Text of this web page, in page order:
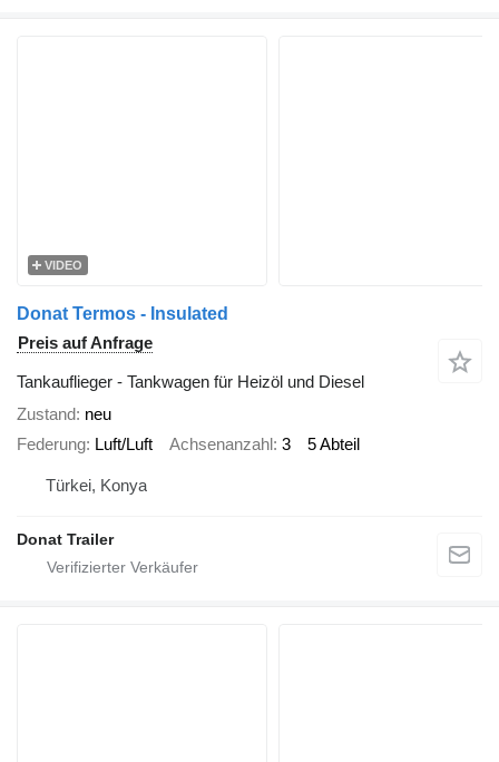
VIDEO
Donat Termos - Insulated
Preis auf Anfrage
Tankauflieger - Tankwagen für Heizöl und Diesel
Zustand neu
Federung Luft/Luft Achsenanzahl 3 5 Abteil
Türkei, Konya
Donat Trailer